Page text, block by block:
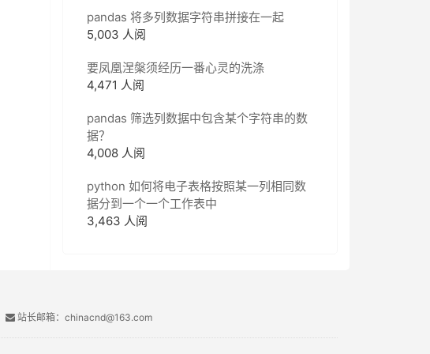
pandas 将多列数据字符串拼接在一起
5,003 人阅
要凤凰涅槃须经历一番心灵的洗涤
4,471 人阅
pandas 筛选列数据中包含某个字符串的数
据？
4,008 人阅
python 如何将电子表格按照某一列相同数
据分到一个一个工作表中
3,463 人阅
站长邮箱：chinacnd@163.com